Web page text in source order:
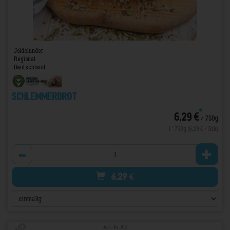
Joldelunder
Regional
Deutschland
Schlemmerbrot
6,29 €*/ 750g
6,29 €